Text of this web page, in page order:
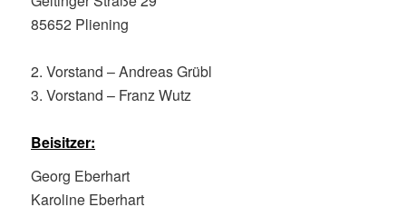
85652 Pliening
2. Vorstand – Andreas Grübl
3. Vorstand – Franz Wutz
Beisitzer:
Georg Eberhart
Karoline Eberhart